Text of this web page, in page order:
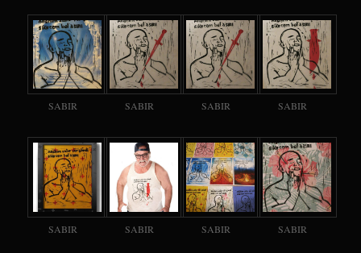
SABIR SABIR SABIR SABIR
SABIR SABIR SABIR SABIR